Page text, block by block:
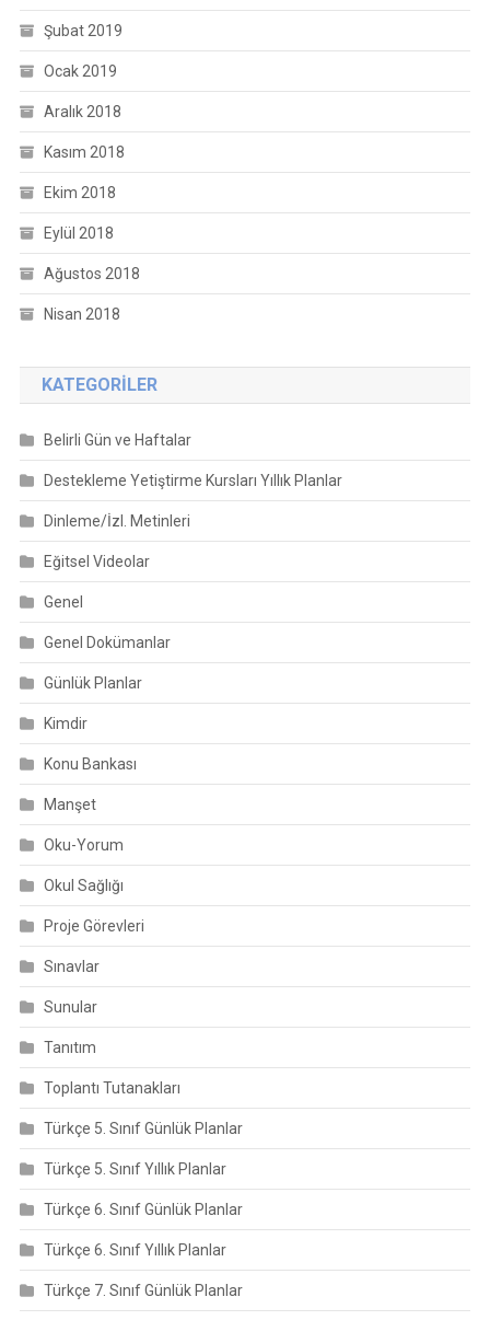
Şubat 2019
Ocak 2019
Aralık 2018
Kasım 2018
Ekim 2018
Eylül 2018
Ağustos 2018
Nisan 2018
KATEGORILER
Belirli Gün ve Haftalar
Destekleme Yetiştirme Kursları Yıllık Planlar
Dinleme/İzl. Metinleri
Eğitsel Videolar
Genel
Genel Dokümanlar
Günlük Planlar
Kimdir
Konu Bankası
Manşet
Oku-Yorum
Okul Sağlığı
Proje Görevleri
Sınavlar
Sunular
Tanıtım
Toplantı Tutanakları
Türkçe 5. Sınıf Günlük Planlar
Türkçe 5. Sınıf Yıllık Planlar
Türkçe 6. Sınıf Günlük Planlar
Türkçe 6. Sınıf Yıllık Planlar
Türkçe 7. Sınıf Günlük Planlar